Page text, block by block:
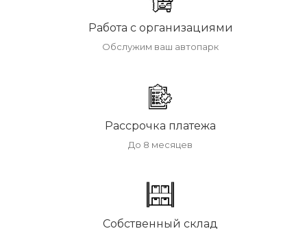
Работа с организациями
Обслужим ваш автопарк
Рассрочка платежа
До 8 месяцев
Собственный склад